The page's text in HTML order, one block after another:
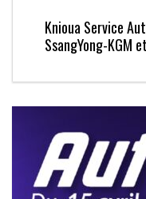
Knioua Service
SsangYong-KGM